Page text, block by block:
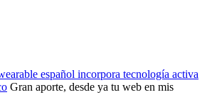
español incorpora tecnología activa
Gran aporte, desde ya tu web en mis